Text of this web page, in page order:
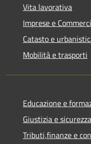
Vita lavorativa
Imprese e
Catasto e
Mobilità e trasporti
Educazione e
Giustizia e
Tributi,finanze e